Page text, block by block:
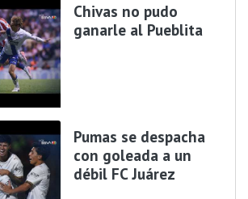
Chivas no pudo
ganarle al Pueblita
Pumas se despacha
con goleada a un
débil FC Juárez